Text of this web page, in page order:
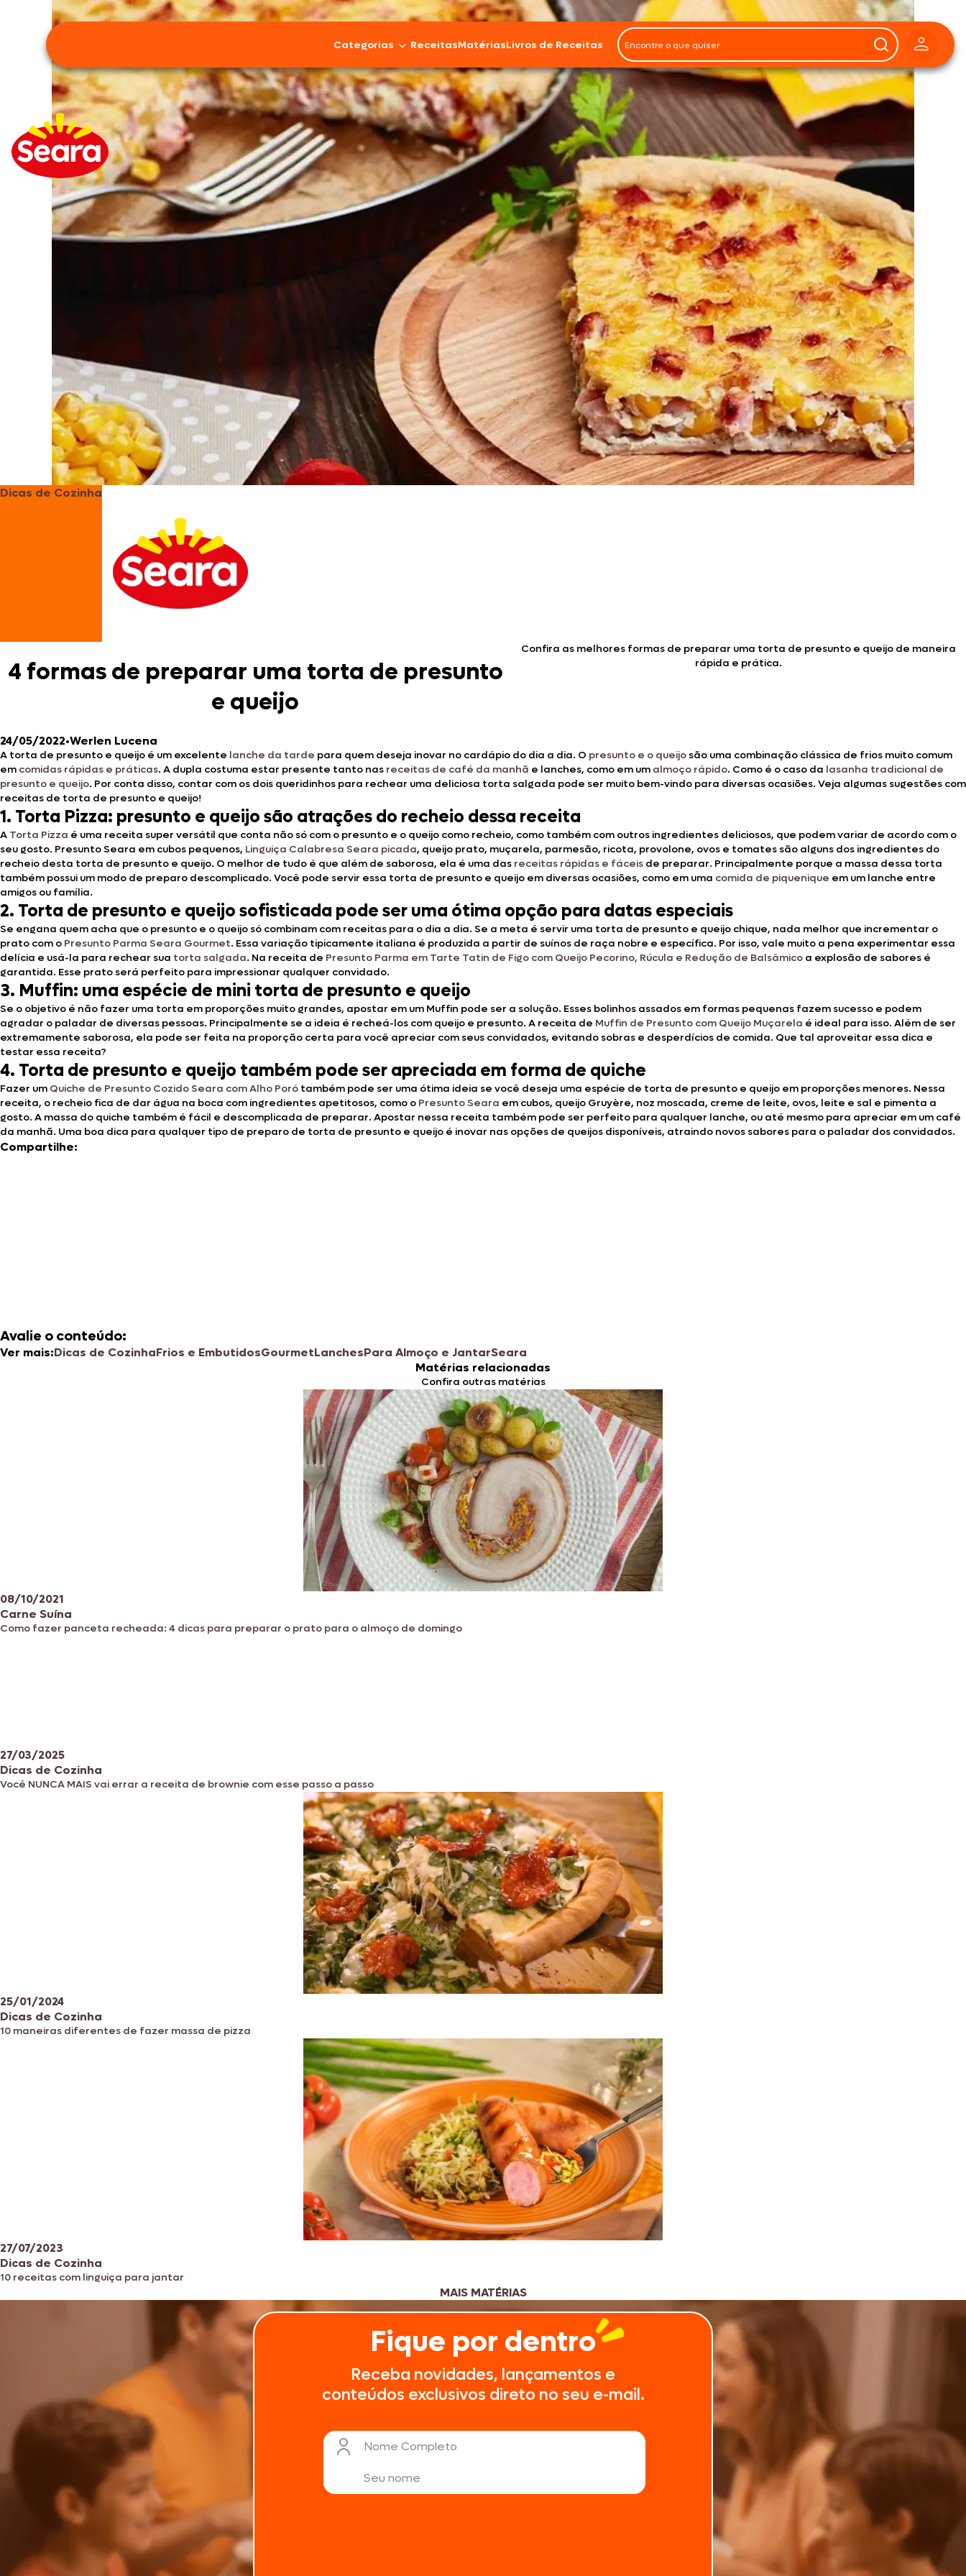
Categorias
Bovinos
Cordeiro
Carnes Suínas
Aves
Peixes e Frutos do Mar
100% Vegetal
Doces, Bolos e Sobremesas
Pães e Massas
Bebidas
Entrevistas
ReceitasMatériasLivros de Receitas
Dicas de Cozinha
4 formas de preparar uma torta de presunto
e queijo
Confira as melhores formas de preparar uma torta de presunto e queijo de maneira
rápida e prática.
24/05/2022•Werlen Lucena
A torta de presunto e queijo é um excelente lanche da tarde para quem deseja inovar no cardápio do dia a dia. O presunto e o queijo são uma combinação clássica de frios muito comum
em comidas rápidas e práticas. A dupla costuma estar presente tanto nas receitas de café da manhã e lanches, como em um almoço rápido. Como é o caso da lasanha tradicional de
presunto e queijo. Por conta disso, contar com os dois queridinhos para rechear uma deliciosa torta salgada pode ser muito bem-vindo para diversas ocasiões. Veja algumas sugestões com
receitas de torta de presunto e queijo!
1. Torta Pizza: presunto e queijo são atrações do recheio dessa receita
A Torta Pizza é uma receita super versátil que conta não só com o presunto e o queijo como recheio, como também com outros ingredientes deliciosos, que podem variar de acordo com o
seu gosto. Presunto Seara em cubos pequenos, Linguiça Calabresa Seara picada, queijo prato, muçarela, parmesão, ricota, provolone, ovos e tomates são alguns dos ingredientes do
recheio desta torta de presunto e queijo. O melhor de tudo é que além de saborosa, ela é uma das receitas rápidas e fáceis de preparar. Principalmente porque a massa dessa torta
também possui um modo de preparo descomplicado. Você pode servir essa torta de presunto e queijo em diversas ocasiões, como em uma comida de piquenique em um lanche entre
amigos ou família.
2. Torta de presunto e queijo sofisticada pode ser uma ótima opção para datas especiais
Se engana quem acha que o presunto e o queijo só combinam com receitas para o dia a dia. Se a meta é servir uma torta de presunto e queijo chique, nada melhor que incrementar o
prato com o Presunto Parma Seara Gourmet. Essa variação tipicamente italiana é produzida a partir de suínos de raça nobre e específica. Por isso, vale muito a pena experimentar essa
delícia e usá-la para rechear sua torta salgada. Na receita de Presunto Parma em Tarte Tatin de Figo com Queijo Pecorino, Rúcula e Redução de Balsâmico a explosão de sabores é
garantida. Esse prato será perfeito para impressionar qualquer convidado.
3. Muffin: uma espécie de mini torta de presunto e queijo
Se o objetivo é não fazer uma torta em proporções muito grandes, apostar em um Muffin pode ser a solução. Esses bolinhos assados em formas pequenas fazem sucesso e podem
agradar o paladar de diversas pessoas. Principalmente se a ideia é recheá-los com queijo e presunto. A receita de Muffin de Presunto com Queijo Muçarela é ideal para isso. Além de ser
extremamente saborosa, ela pode ser feita na proporção certa para você apreciar com seus convidados, evitando sobras e desperdícios de comida. Que tal aproveitar essa dica e
testar essa receita?
4. Torta de presunto e queijo também pode ser apreciada em forma de quiche
Fazer um Quiche de Presunto Cozido Seara com Alho Poró também pode ser uma ótima ideia se você deseja uma espécie de torta de presunto e queijo em proporções menores. Nessa
receita, o recheio fica de dar água na boca com ingredientes apetitosos, como o Presunto Seara em cubos, queijo Gruyère, noz moscada, creme de leite, ovos, leite e sal e pimenta a
gosto. A massa do quiche também é fácil e descomplicada de preparar. Apostar nessa receita também pode ser perfeito para qualquer lanche, ou até mesmo para apreciar em um café
da manhã. Uma boa dica para qualquer tipo de preparo de torta de presunto e queijo é inovar nas opções de queijos disponíveis, atraindo novos sabores para o paladar dos convidados.
Compartilhe:
Avalie o conteúdo:
Ver mais:Dicas de CozinhaFrios e EmbutidosGourmetLanchesPara Almoço e JantarSeara
Matérias relacionadas
Confira outras matérias
08/10/2021
Carne Suína
Como fazer panceta recheada: 4 dicas para preparar o prato para o almoço de domingo
27/03/2025
Dicas de Cozinha
Você NUNCA MAIS vai errar a receita de brownie com esse passo a passo
25/01/2024
Dicas de Cozinha
10 maneiras diferentes de fazer massa de pizza
27/07/2023
Dicas de Cozinha
10 receitas com linguiça para jantar
MAIS MATÉRIAS
Fique por dentro
Receba novidades, lançamentos e
conteúdos exclusivos direto no seu e-mail.
Nome Completo